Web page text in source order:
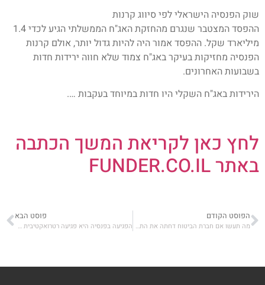
שוק הפנסיה הישראלי לפי סיווג קרנות
ההפסד המצטבר שנגרם מהחזקת האג"ח הממשלתי הגיע לכדי 1.4
מיליארד שקל. ההפסד אמור היה להיות גדול יותר, אולם קרנות
הפנסיה מחזיקות בעיקר באג"ח צמוד שלא חווה ירידות חדות
בשבועות האחרונים.
הירידות באג"ח השקלי היו חדות במיוחד בעקבות ….
לחץ כאן לקריאת המשך הכתבה
באתר FUNDER.CO.IL
הפוסט הקודם
מה תעשו אם חברת הביטוח דחתה את התביעה שלכם לביטוח סיעודי?
פוסט הבא
הפגיעה בפנסיה היא פגיעה רטרואקטיבית בפנסיונרים – ותפגע באמון הציבור בחיסכון הפנסיוני